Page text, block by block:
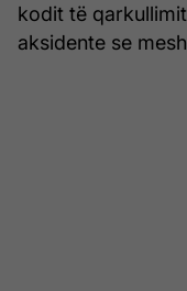
kodit të
aksidente se